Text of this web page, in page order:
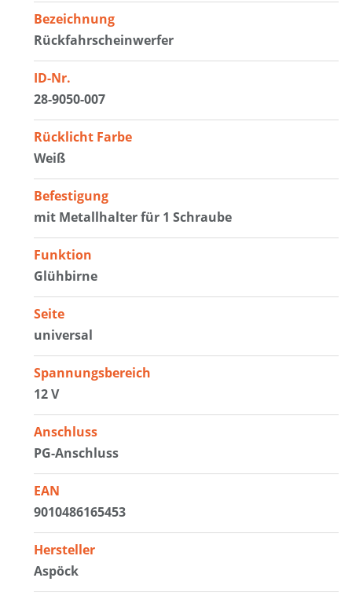
Bezeichnung
Rückfahrscheinwerfer
ID-Nr.
28-9050-007
Rücklicht Farbe
Weiß
Befestigung
mit Metallhalter für 1 Schraube
Funktion
Glühbirne
Seite
universal
Spannungsbereich
12 V
Anschluss
PG-Anschluss
EAN
9010486165453
Hersteller
Aspöck